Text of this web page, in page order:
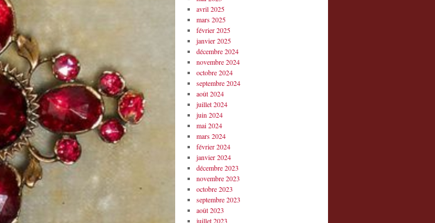
avril 2025
mars 2025
février 2025
janvier 2025
décembre 2024
novembre 2024
octobre 2024
septembre 2024
août 2024
juillet 2024
juin 2024
mai 2024
mars 2024
février 2024
janvier 2024
décembre 2023
novembre 2023
octobre 2023
septembre 2023
août 2023
juillet 2023